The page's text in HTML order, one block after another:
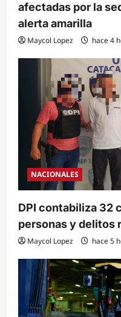
afectadas por la
alerta amarilla
Maycol Lopez hace 4
NACIONALES
DPI contabiliza 32
personas y delitos
Maycol Lopez hace 5